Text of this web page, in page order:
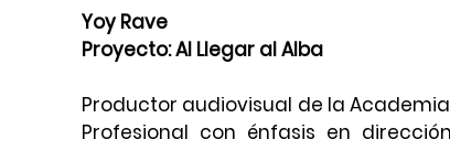
Yoy Rave
Proyecto: Al Llegar al Alba
Productor audiovisual de la
Profesional con énfasis en